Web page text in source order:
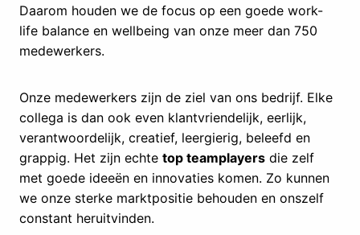
Daarom houden we de focus op een goede work-
life balance en wellbeing van onze meer dan 750
medewerkers.
Onze medewerkers zijn de ziel van ons bedrijf. Elke
collega is dan ook even klantvriendelijk, eerlijk,
verantwoordelijk, creatief, leergierig, beleefd en
grappig. Het zijn echte top teamplayers die zelf
met goede ideeën en innovaties komen. Zo kunnen
we onze sterke marktpositie behouden en onszelf
constant heruitvinden.